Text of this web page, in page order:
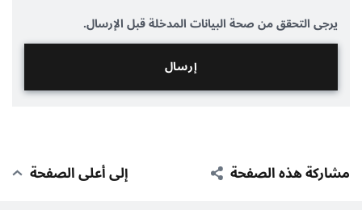
يرجى التحقق من صحة البيانات المدخلة قبل الإرسال.
مشاركة هذه الصفحة إلى أعلى الصفحة